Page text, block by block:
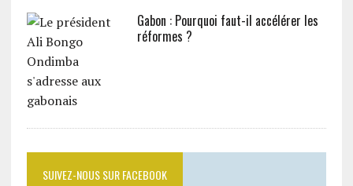
Gabon : Pourquoi faut-il accélérer les
réformes ?
SUIVEZ-NOUS SUR FACEBOOK